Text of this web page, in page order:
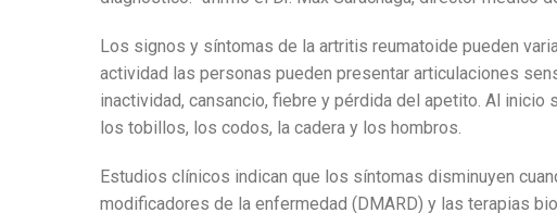
Los signos y síntomas de la artritis reumatoide pueden
actividad las personas pueden presentar articulaciones
inactividad, cansancio, fiebre y pérdida del apetito. Al
los tobillos, los codos, la cadera y los hombros.
Estudios clínicos indican que los síntomas disminuyen
modificadores de la enfermedad (DMARD) y las terapias